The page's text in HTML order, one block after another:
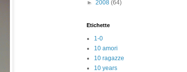
► 2008 (64)
Etichette
1-0
10 amori
10 ragazze
10 years